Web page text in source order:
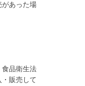
あった場
食品衛生法
販売して